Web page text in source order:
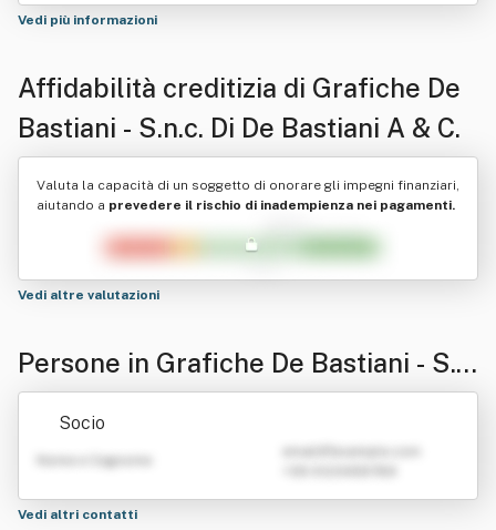
Vedi più informazioni
Affidabilità creditizia di Grafiche De
Bastiani - S.n.c. Di De Bastiani A & C.
Valuta la capacità di un soggetto di onorare gli impegni finanziari,
aiutando a prevedere il rischio di inadempienza nei pagamenti.
Vedi altre valutazioni
Persone in Grafiche De Bastiani - S.n.
c. Di De Bastiani A & C.
Socio
Nome e Cognome
Vedi altri contatti